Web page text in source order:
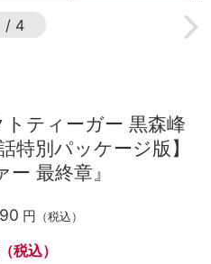
/ 4
ティーガー 黒森峰
特別パッケージ版】
ー 最終章』
円 （税込）
（税込）